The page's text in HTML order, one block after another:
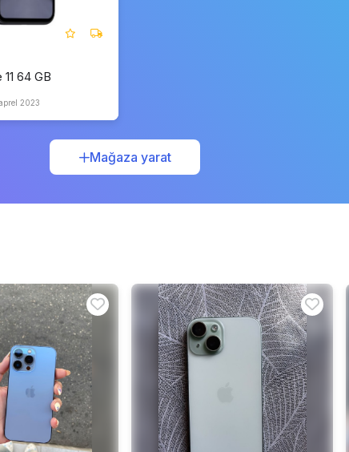
64 GB
2023
Mağaza yarat